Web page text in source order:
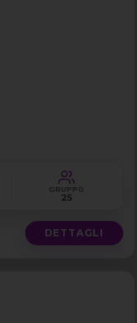
GRUPPO
25
DETTAGLI